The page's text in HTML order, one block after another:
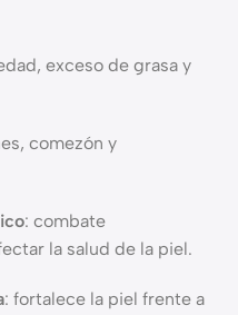
exceso de grasa y
comezón y
: combate
la salud de la piel.
: fortalece la piel frente a